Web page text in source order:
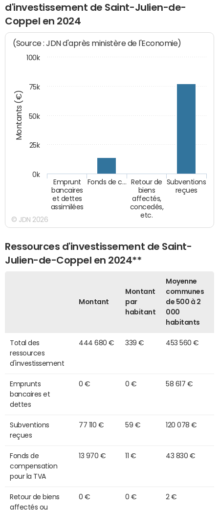
d'investissement de Saint-Julien-de-
Coppel en 2024
Montants (€)
(Source : JDN d'après ministère de l'Economie)
Emprunt
bancaires
et dettes
assimilées
Fonds de c…
Retour de
biens
affectés,
concedés,
etc.
Subventions
reçues
0k
100k
25k
50k
75k
© JDN 2026
Ressources d'investissement de Saint-
Julien-de-Coppel en 2024**
Montant
Montant
par
habitant
Moyenne
communes
de 500 à 2
000
habitants
Total des
ressources
d'investissement
444 680 € 339 € 453 560 €
Emprunts
bancaires et
dettes
0 € 0 € 58 617 €
Subventions
reçues
77 110 € 59 € 120 078 €
Fonds de
compensation
pour la TVA
13 970 € 11 € 43 830 €
Retour de biens
affectés ou
0 € 0 € 2 €